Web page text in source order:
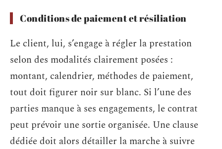
Conditions de paiement et résiliation
Le client, lui, s’engage à régler la prestation
selon des modalités clairement posées :
montant, calendrier, méthodes de paiement,
tout doit figurer noir sur blanc. Si l’une des
parties manque à ses engagements, le contrat
peut prévoir une sortie organisée. Une clause
dédiée doit alors détailler la marche à suivre